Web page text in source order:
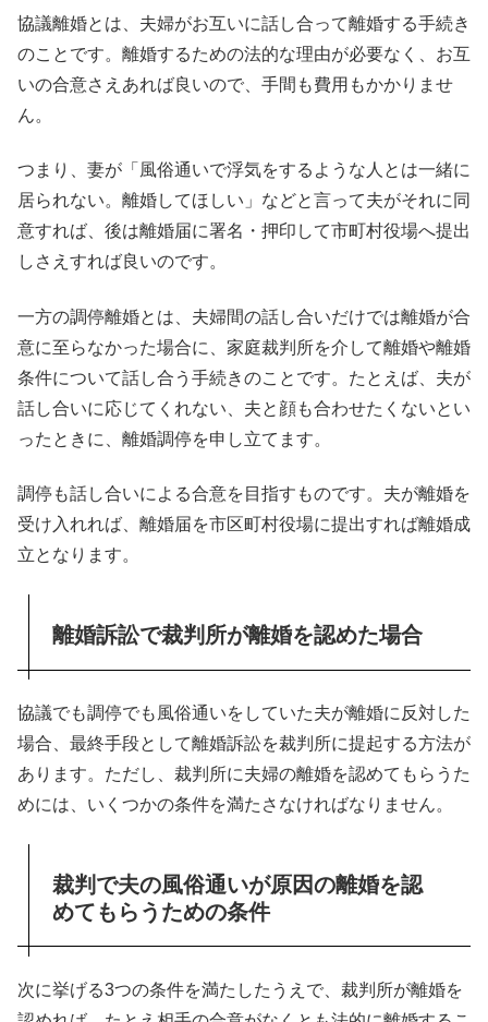
協議離婚とは、夫婦がお互いに話し合って離婚する手続き
のことです。離婚するための法的な理由が必要なく、お互
いの合意さえあれば良いので、手間も費用もかかりませ
ん。
つまり、妻が「風俗通いで浮気をするような人とは一緒に
居られない。離婚してほしい」などと言って夫がそれに同
意すれば、後は離婚届に署名・押印して市町村役場へ提出
しさえすれば良いのです。
一方の調停離婚とは、夫婦間の話し合いだけでは離婚が合
意に至らなかった場合に、家庭裁判所を介して離婚や離婚
条件について話し合う手続きのことです。たとえば、夫が
話し合いに応じてくれない、夫と顔も合わせたくないとい
ったときに、離婚調停を申し立てます。
調停も話し合いによる合意を目指すものです。夫が離婚を
受け入れれば、離婚届を市区町村役場に提出すれば離婚成
立となります。
離婚訴訟で裁判所が離婚を認めた場合
協議でも調停でも風俗通いをしていた夫が離婚に反対した
場合、最終手段として離婚訴訟を裁判所に提起する方法が
あります。ただし、裁判所に夫婦の離婚を認めてもらうた
めには、いくつかの条件を満たさなければなりません。
裁判で夫の風俗通いが原因の離婚を認
めてもらうための条件
次に挙げる3つの条件を満たしたうえで、裁判所が離婚を